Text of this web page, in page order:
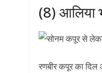
(8) आलिया
रणबीर कपूर का